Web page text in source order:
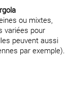
ou mixtes,
variées pour
peuvent aussi
par exemple).